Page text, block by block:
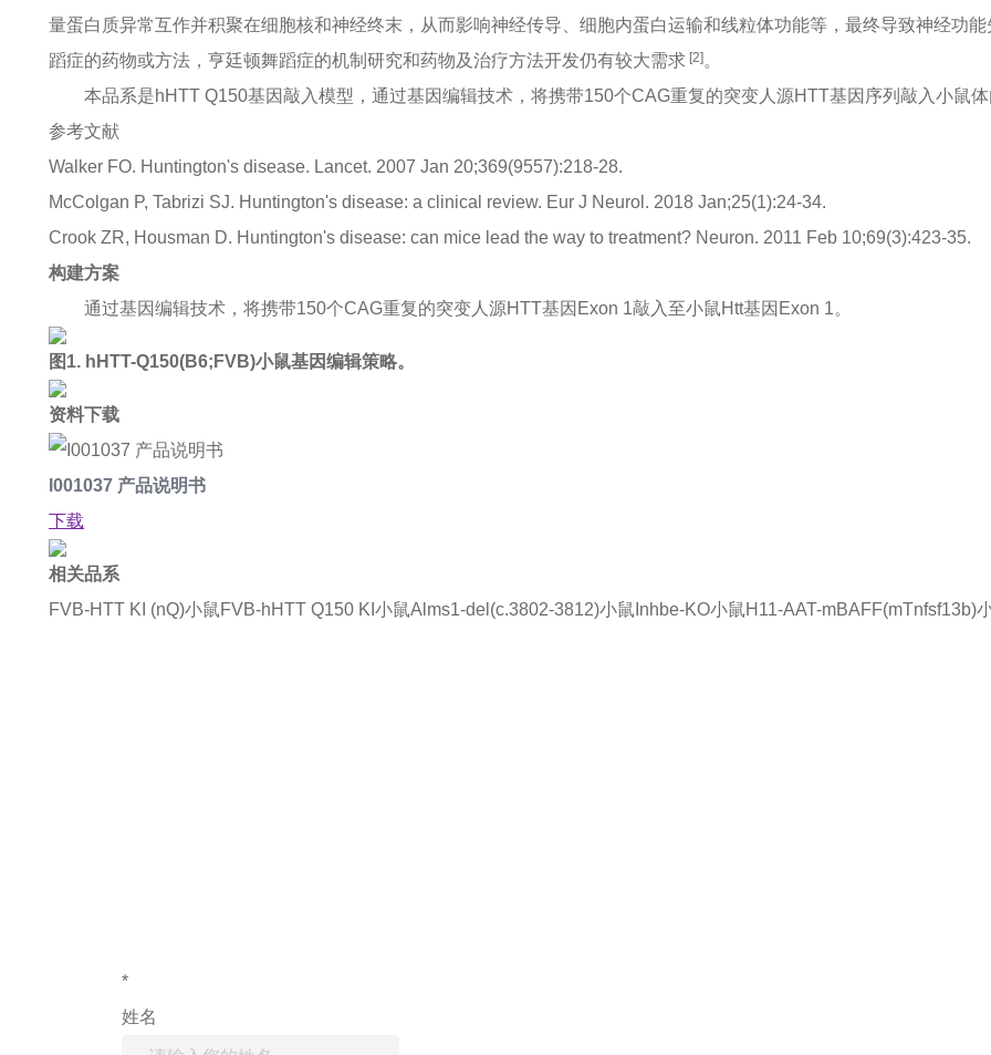
量蛋白质异常互作并积聚在细胞核和神经终末，从而影响神经传导、细胞内蛋白运输和线粒体功能等，最终导致神经功
蹈症的药物或方法，亨廷顿舞蹈症的机制研究和药物及治疗方法开发仍有较大需求 [2]。
本品系是hHTT Q150基因敲入模型，通过基因编辑技术，将携带150个CAG重复的突变人源HTT基因序列敲入小鼠
参考文献
Walker FO. Huntington's disease. Lancet. 2007 Jan 20;369(9557):218-28.
McColgan P, Tabrizi SJ. Huntington's disease: a clinical review. Eur J Neurol. 2018 Jan;25(1):24-34.
Crook ZR, Housman D. Huntington's disease: can mice lead the way to treatment? Neuron. 2011 Feb 10;69(3):423-35.
构建方案
通过基因编辑技术，将携带150个CAG重复的突变人源HTT基因Exon 1敲入至小鼠Htt基因Exon 1。
图1. hHTT-Q150(B6;FVB)小鼠基因编辑策略。
资料下载
I001037 产品说明书
下载
相关品系
FVB-HTT KI (nQ)小鼠FVB-hHTT Q150 KI小鼠Alms1-del(c.3802-3812)小鼠 Inhbe-KO小鼠H11-AAT-mBAFF(mTnfsf13b)
*
姓名